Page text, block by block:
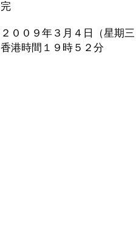
完
２００９年３月４日（星期
香港時間１９時５２分